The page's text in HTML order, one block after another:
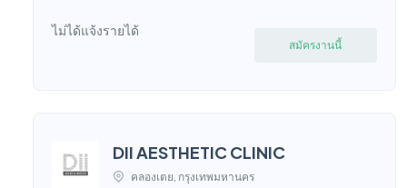
ไม่ได้แจ้งรายได้
สมัครงานนี้
DII AESTHETIC CLINIC
คลองเตย, กรุงเทพมหานคร